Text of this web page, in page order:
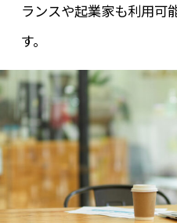
ランスや起業家も利用可
す。